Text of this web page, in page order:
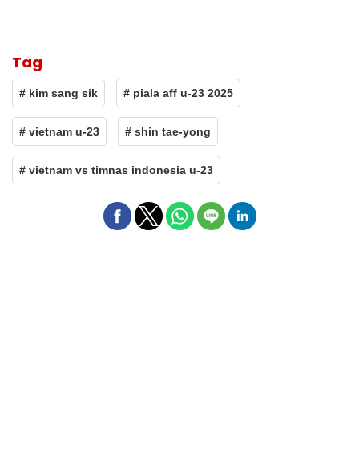
Tag
# kim sang sik # piala aff u-23 2025
# vietnam u-23 # shin tae-yong
# vietnam vs timnas indonesia u-23